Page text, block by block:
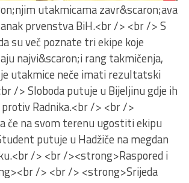
utakmicama zavr&scaron;ava
prvenstva BiH.<br /> <br /> S
su več poznate tri ekipe koje
najvi&scaron;i rang takmičenja,
utakmice neče imati rezultatski
/> Sloboda putuje u Bijeljinu gdje ih
Radnika.<br /> <br />
če na svom terenu ugostiti ekipu
putuje u Hadžiče na megdan
/> <br /><strong>Raspored i
/> <br /> <strong>Srijeda